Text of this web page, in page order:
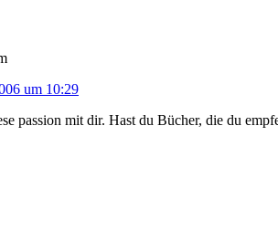
um 10:29
passion mit dir. Hast du Bücher, die du